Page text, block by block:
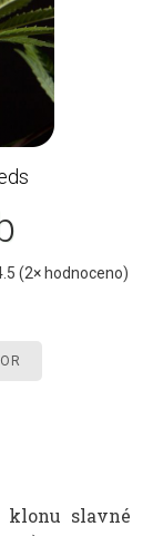
(2× hodnoceno)
klonu slavné